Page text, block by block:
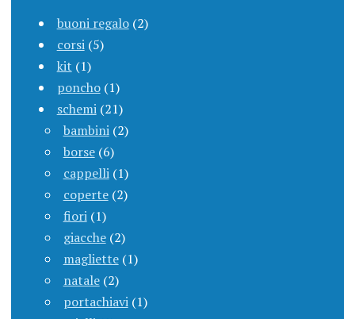
buoni regalo (2)
corsi (5)
kit (1)
poncho (1)
schemi (21)
bambini (2)
borse (6)
cappelli (1)
coperte (2)
fiori (1)
giacche (2)
magliette (1)
natale (2)
portachiavi (1)